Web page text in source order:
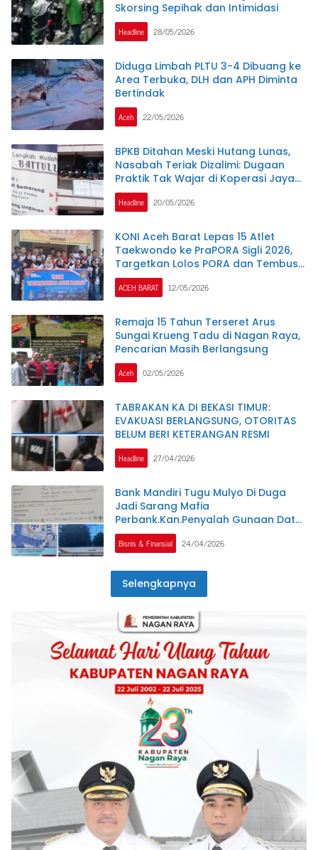
Skorsing Sepihak dan Intimidasi
Headline 28/05/2026
Diduga Limbah PLTU 3-4 Dibuang ke
Area Terbuka, DLH dan APH Diminta
Bertindak
Aceh 22/05/2026
BPKB Ditahan Meski Hutang Lunas,
Nasabah Teriak Dizalimi: Dugaan
Praktik Tak Wajar di Koperasi Jaya
Manunggal
Headline 20/05/2026
KONI Aceh Barat Lepas 15 Atlet
Taekwondo ke PraPORA Sigli 2026,
Targetkan Lolos PORA dan Tembus
Pra PON
ACEH BARAT 12/05/2026
Remaja 15 Tahun Terseret Arus
Sungai Krueng Tadu di Nagan Raya,
Pencarian Masih Berlangsung
Aceh 02/05/2026
TABRAKAN KA DI BEKASI TIMUR:
EVAKUASI BERLANGSUNG, OTORITAS
BELUM BERI KETERANGAN RESMI
Headline 27/04/2026
Bank Mandiri Tugu Mulyo Di Duga
Jadi Sarang Mafia
Perbank.Kan.Penyalah Gunaan Data
Dan Pungli Terorganisir Rapi Di
Kecamatan Selangit
Bisnis & Finansial 24/04/2026
Selengkapnya